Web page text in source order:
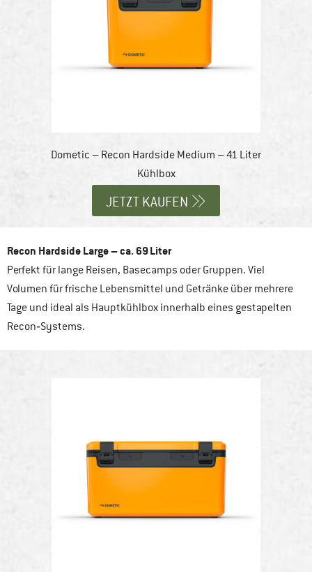
Dometic – Recon Hardside Medium – 41 Liter
Kühlbox
JETZT KAUFEN
Recon Hardside Large – ca. 69 Liter
Perfekt für lange Reisen, Basecamps oder Gruppen. Viel
Volumen für frische Lebensmittel und Getränke über mehrere
Tage und ideal als Hauptkühlbox innerhalb eines gestapelten
Recon‑Systems.